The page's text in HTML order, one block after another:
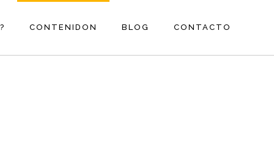
CONTENIDON BLOG CONTACTO